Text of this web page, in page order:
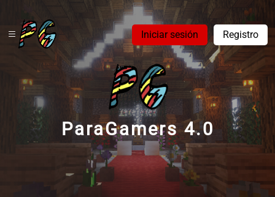
Iniciar sesión Registro
ParaGamers 4.0